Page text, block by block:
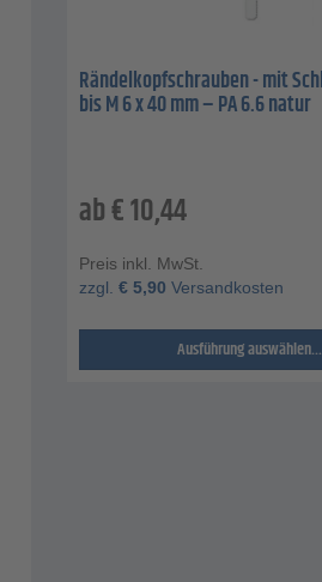
Rändelkopfschrauben - mit
bis M 6 x 40 mm – PA 6.6 natur
ab€10,44
Preis inkl. MwSt.
zzgl. € 5,90 Versandkosten
Ausführung auswählen...